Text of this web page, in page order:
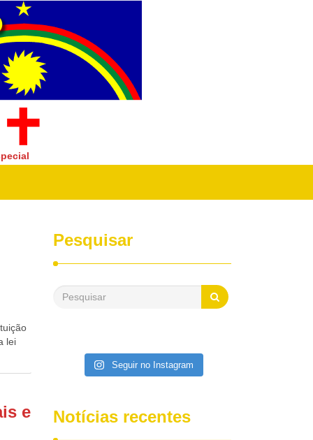
lei
e
Pesquisar
Seguir no Instagram
Notícias recentes